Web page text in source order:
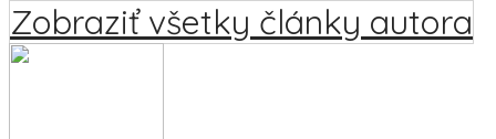
Zobraziť všetky články autora